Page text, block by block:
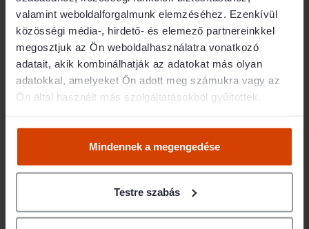
valamint weboldalforgalmunk elemzéséhez. Ezenkívül
közösségi média-, hirdető- és elemező partnereinkkel
megosztjuk az Ön weboldalhasználatra vonatkozó
adatait, akik kombinálhatják az adatokat más olyan
adatokkal, amelyeket Ön adott meg számukra vagy az
Ön által használt más szolgáltatásokból gyűjtöttek.
Mindennek a megengedése
Testre szabás
Jogi területek
- Büntető jog
- Család jog
- Vállalkozás